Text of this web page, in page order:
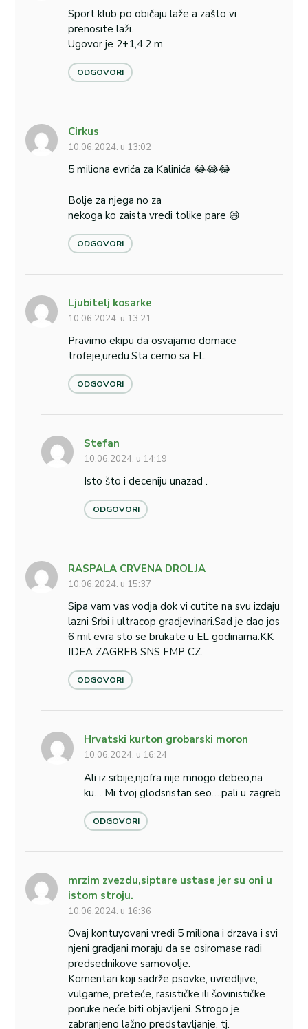
Sport klub po običaju laže a zašto vi
prenosite laži.
Ugovor je 2+1,4,2 m
ODGOVORI
Cirkus
10.06.2024. u 13:02
5 miliona evrića za Kalinića 😂😂😂
Bolje za njega no za
nekoga ko zaista vredi tolike pare 😄
ODGOVORI
Ljubitelj kosarke
10.06.2024. u 13:21
Pravimo ekipu da osvajamo domace
trofeje,uredu.Sta cemo sa EL.
ODGOVORI
Stefan
10.06.2024. u 14:19
Isto što i deceniju unazad .
ODGOVORI
RASPALA CRVENA DROLJA
10.06.2024. u 15:37
Sipa vam vas vodja dok vi cutite na svu izdaju
lazni Srbi i ultracop gradjevinari.Sad je dao jos
6 mil evra sto se brukate u EL godinama.KK
IDEA ZAGREB SNS FMP CZ.
ODGOVORI
Hrvatski kurton grobarski moron
10.06.2024. u 16:24
Ali iz srbije,njofra nije mnogo debeo,na
ku… Mi tvoj glodsristan seo….pali u zagreb
ODGOVORI
mrzim zvezdu,siptare ustase jer su oni u
istom stroju.
10.06.2024. u 16:36
Ovaj kontuyovani vredi 5 miliona i drzava i svi
njeni gradjani moraju da se osiromase radi
predsednikove samovolje.
Komentari koji sadrže psovke, uvredljive,
vulgarne, preteće, rasističke ili šovinističke
poruke neće biti objavljeni. Strogo je
zabranjeno lažno predstavljanje, tj.